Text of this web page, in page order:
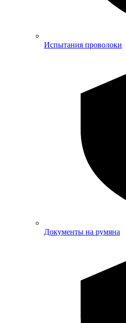
Испытания проволоки
Документы на румяна